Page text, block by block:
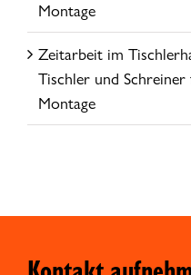
Montage
Zeitarbeit im
Tischler und
Montage